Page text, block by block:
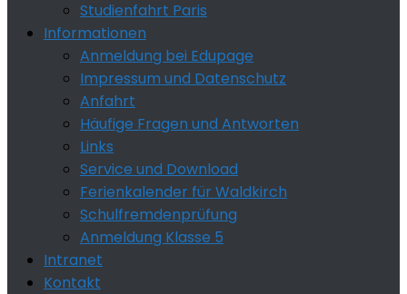
Studienfahrt Paris
Informationen
Anmeldung bei Edupage
Impressum und Datenschutz
Anfahrt
Häufige Fragen und Antworten
Links
Service und Download
Ferienkalender für Waldkirch
Schulfremdenprüfung
Anmeldung Klasse 5
Intranet
Kontakt